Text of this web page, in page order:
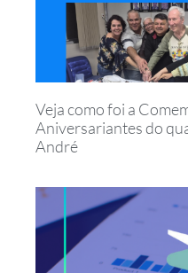
Veja como foi a
Aniversariantes do
André